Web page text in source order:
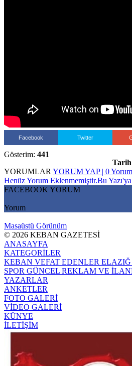
Facebook Twitter
Gösterim: 441
YORUMLARYORUM YAP | 0 Yorum
Henüz Yorum Eklenmemiştir.Bu
FACEBOOK YORUM
Yorum
Masaüstü Görünüm
© 2026 KEBAN GAZETESİ
ANASAYFA
KATEGORİLER
KEBAN VEFAT EDENLER ELAZIĞ
SPOR GÜNCEL REKLAM VE
YAZARLAR
ANKETLER
FOTO GALERİ
VİDEO GALERİ
KÜNYE
İLETİŞİM